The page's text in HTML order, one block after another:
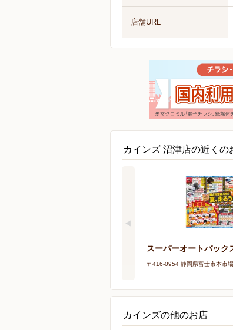
店舗URL
カインズ 沼津店の近くの
スーパーオートバック
〒416-0954 静岡県富士市本市
カインズの他のお店